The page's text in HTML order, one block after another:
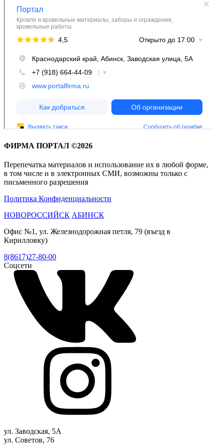
ФИРМА ПОРТАЛ ©2026
Перепечатка материалов и использование их в любой форме,
в том числе и в электронных СМИ, возможны только с
письменного разрешения
Политика Конфиденциальности
НОВОРОССИЙСК АБИНСК
Офис №1, ул. Железнодорожная петля, 79 (въезд в
Кирилловку)
8(8617)27-80-00
Соцсети
ул. Заводская, 5А
ул. Советов, 76